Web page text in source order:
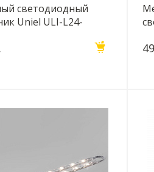
светодиодный
Uniel ULI-L24-